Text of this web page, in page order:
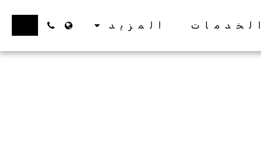
الخدمات المزيد